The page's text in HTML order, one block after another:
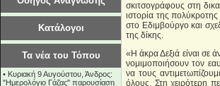
Κατάλογοι
Τα νέα του Τόπου
• Κυριακή 9 Αυγούστου, Άνδρος:
"Ημερολόγιο Γάζας" παρουσίαση
σκιτσογράφους στη
ιστορία της
στο Εδιμβούργο και
της δίκης.
«Η άκρα Δεξιά είναι
νομιμοποιήσουν τον
να τους
όλους. Στη χειρότερη